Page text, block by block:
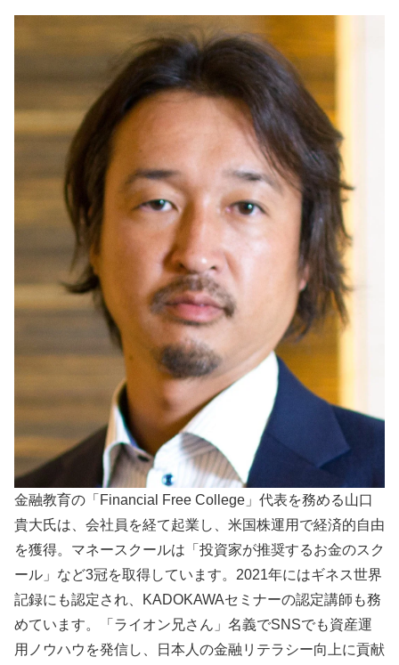
金融教育の「Financial Free College」代表を務める山口
貴大氏は、会社員を経て起業し、米国株運用で経済的自由
を獲得。マネースクールは「投資家が推奨するお金のスク
ール」など3冠を取得しています。2021年にはギネス世界
記録にも認定され、KADOKAWAセミナーの認定講師も務
めています。「ライオン兄さん」名義でSNSでも資産運
用ノウハウを発信し、日本人の金融リテラシー向上に貢献